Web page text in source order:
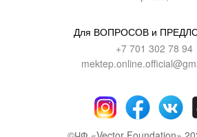
Для ВОПРОСОВ и
+7 701 302 78 94